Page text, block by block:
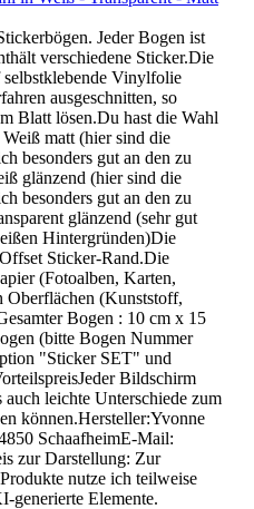
Natur " | Sticker Set -
in Weiß - Transparent - Matt
Jeder Bogen ist
verschiedene Sticker.Die
Vinylfolie
ausgeschnitten, so
Blatt lösen.Du hast die Wahl
matt (hier sind die
besonders gut an den zu
glänzend (hier sind die
besonders gut an den zu
glänzend (sehr gut
Hintergründen)Die
Sticker-Rand.Die
(Fotoalben, Karten,
Oberflächen (Kunststoff,
Bogen : 10 cm x 15
(bitte Bogen Nummer
"Sticker SET" und
Bildschirm
leichte Unterschiede zum
können.Hersteller:Yvonne
SchaafheimE-Mail:
zur Darstellung: Zur